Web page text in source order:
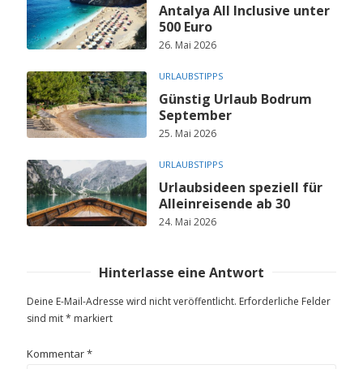
Antalya All Inclusive unter
500 Euro
26. Mai 2026
URLAUBSTIPPS
Günstig Urlaub Bodrum
September
25. Mai 2026
URLAUBSTIPPS
Urlaubsideen speziell für
Alleinreisende ab 30
24. Mai 2026
Hinterlasse eine Antwort
Deine E-Mail-Adresse wird nicht veröffentlicht. Erforderliche Felder
sind mit* markiert
Kommentar*